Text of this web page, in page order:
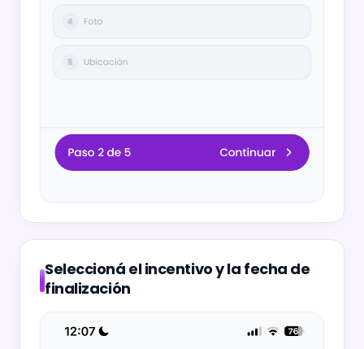
Seleccioná el incentivo y la fecha de
finalización